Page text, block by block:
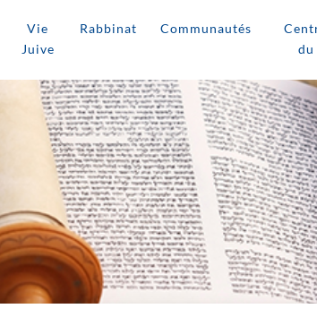
Vie
Juive
Rabbinat Communautés
du